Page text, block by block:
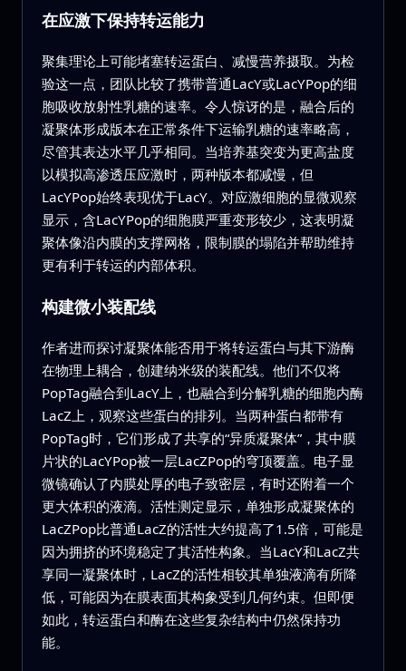
在应激下保持转运能力
聚集理论上可能堵塞转运蛋白、减慢营养摄取。为检
验这一点，团队比较了携带普通LacY或LacYPop的细
胞吸收放射性乳糖的速率。令人惊讶的是，融合后的
凝聚体形成版本在正常条件下运输乳糖的速率略高，
尽管其表达水平几乎相同。当培养基突变为更高盐度
以模拟高渗透压应激时，两种版本都减慢，但
LacYPop始终表现优于LacY。对应激细胞的显微观察
显示，含LacYPop的细胞膜严重变形较少，这表明凝
聚体像沿内膜的支撑网格，限制膜的塌陷并帮助维持
更有利于转运的内部体积。
构建微小装配线
作者进而探讨凝聚体能否用于将转运蛋白与其下游酶
在物理上耦合，创建纳米级的装配线。他们不仅将
PopTag融合到LacY上，也融合到分解乳糖的细胞内酶
LacZ上，观察这些蛋白的排列。当两种蛋白都带有
PopTag时，它们形成了共享的“异质凝聚体”，其中膜
片状的LacYPop被一层LacZPop的穹顶覆盖。电子显
微镜确认了内膜处厚的电子致密层，有时还附着一个
更大体积的液滴。活性测定显示，单独形成凝聚体的
LacZPop比普通LacZ的活性大约提高了1.5倍，可能是
因为拥挤的环境稳定了其活性构象。当LacY和LacZ共
享同一凝聚体时，LacZ的活性相较其单独液滴有所降
低，可能因为在膜表面其构象受到几何约束。但即便
如此，转运蛋白和酶在这些复杂结构中仍然保持功
能。